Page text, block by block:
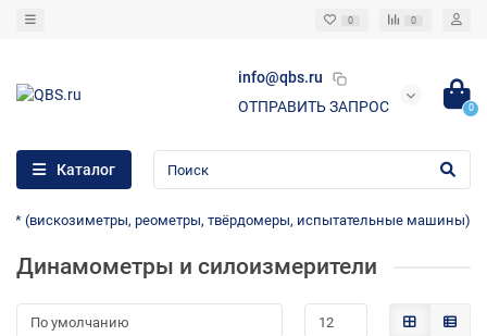
0 0
info@qbs.ru
ОТПРАВИТЬ ЗАПРОС
0
Каталог
(вискозиметры, реометры, твёрдомеры, испытательные машины)
Динамометры и силоизмерители